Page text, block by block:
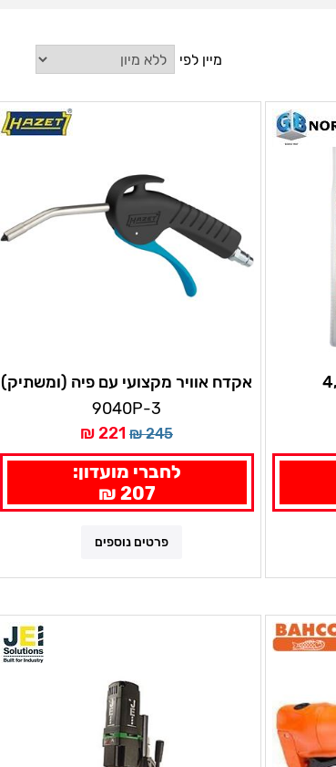
מיין לפי
אקדח אוויר מקצועי עם פיה (ומשתיק)
אורך 100 מ"מ הזט9040P-3
245 ₪
221 ₪
לחברי מועדון:
207 ₪
פרטים נוספים